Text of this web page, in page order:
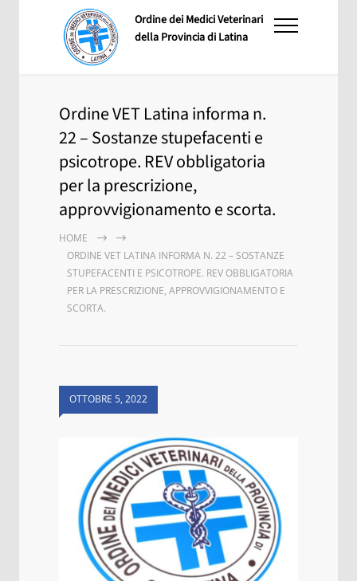
Ordine dei Medici Veterinari
della Provincia di Latina
Ordine VET Latina informa n.
22 – Sostanze stupefacenti e
psicotrope. REV obbligatoria
per la prescrizione,
approvvigionamento e scorta.
HOME
ORDINE VET LATINA INFORMA N. 22 – SOSTANZE
STUPEFACENTI E PSICOTROPE. REV OBBLIGATORIA
PER LA PRESCRIZIONE, APPROVVIGIONAMENTO E
SCORTA.
OTTOBRE 5, 2022